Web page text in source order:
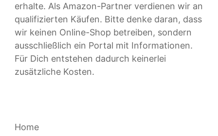
erhalte. Als Amazon-Partner verdienen wir an
qualifizierten Käufen. Bitte denke daran, dass
wir keinen Online-Shop betreiben, sondern
ausschließlich ein Portal mit Informationen.
Für Dich entstehen dadurch keinerlei
zusätzliche Kosten.
Home